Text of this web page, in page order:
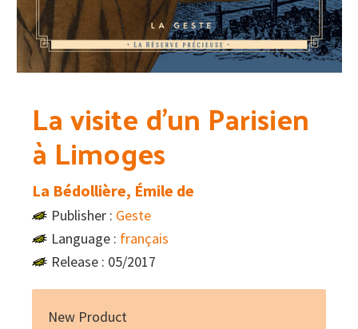
La visite d’un Parisien
à Limoges
La Bédollière, Émile de
Publisher : Geste
Language : français
Release : 05/2017
New Product